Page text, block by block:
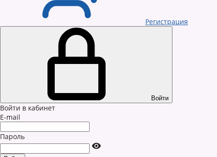
Регистрация
Войти
Войти в кабинет
E-mail
Пароль